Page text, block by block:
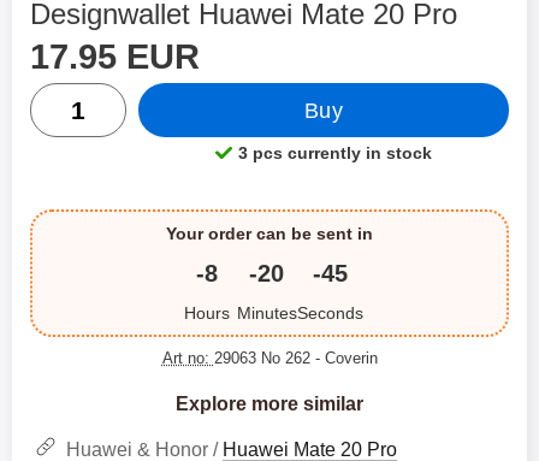
Designwallet Huawei Mate 20 Pro
Shop this product, Designwallet Huawei Mate 20 Pro
price
17.95 EUR
quantity
Buy
Product availability:
3 pcs currently in stock
Your order can be sent in
-8
Hours
-20
Minutes
-45
Seconds
Art no: 29063 No 262 - Coverin
Explore more similar
Huawei & Honor / Huawei Mate 20 Pro